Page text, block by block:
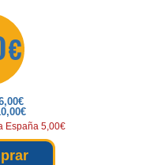
€
España 5,00€